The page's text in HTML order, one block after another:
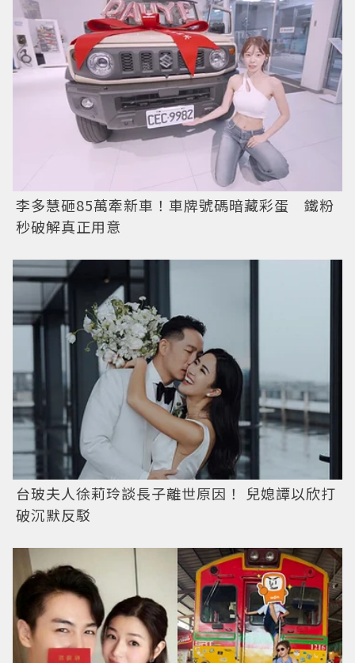
李多慧砸85萬牽新車！車牌號碼暗藏彩蛋 鐵粉
秒破解真正用意
台玻夫人徐莉玲談長子離世原因！ 兒媳譚以欣打
破沉默反駁